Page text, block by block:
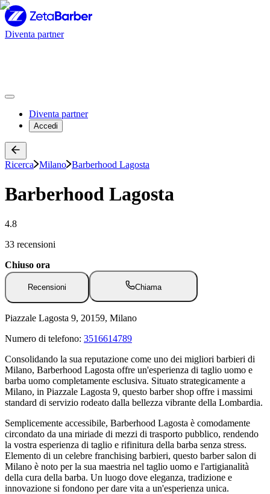
Diventa partner
Diventa partner
Accedi
Ricerca Milano Barberhood Lagosta
Barberhood Lagosta
4.8
33 recensioni
Chiuso ora
Recensioni Chiama
Piazzale Lagosta 9, 20159, Milano
Numero di telefono: 3516614789
Consolidando la sua reputazione come uno dei migliori barbieri di
Milano, Barberhood Lagosta offre un'esperienza di taglio uomo e
barba uomo completamente esclusiva. Situato strategicamente a
Milano, in Piazzale Lagosta 9, questo barber shop offre i massimi
standard di servizio rodeato dalla bellezza vibrante della Lombardia.
Semplicemente accessibile, Barberhood Lagosta è comodamente
circondato da una miriade di mezzi di trasporto pubblico, rendendo
la vostra esperienza di taglio e rifinitura della barba senza stress.
Elemento di un celebre franchising barbieri, questo barber salon di
Milano è noto per la sua maestria nel taglio uomo e l'artigianalità
della cura della barba. Un luogo dove eleganza, tradizione e
innovazione si fondono per dare vita a un'esperienza unica.